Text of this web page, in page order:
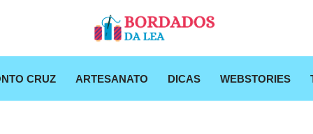
CRUZ ARTESANATO DICAS WEBSTORIES